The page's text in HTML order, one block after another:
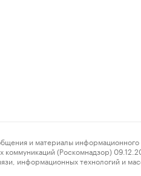
материалы информационного
(Роскомнадзор)
информационных технологий и